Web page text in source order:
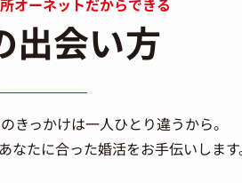
オーネットだからできる
出会い方
きっかけは一人ひとり違うから。
あなたに合った婚活をお手伝いします